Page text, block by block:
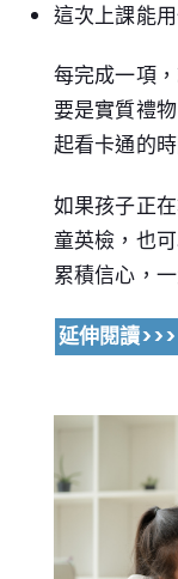
這次上課能
每完成一項
要是實質禮
起看卡通的
如果孩子正
童英檢，也
累積信心，
延伸閱讀